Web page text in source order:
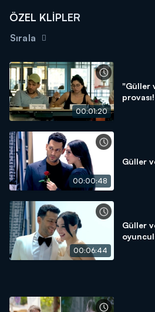
ÖZEL KLİPLER
Sırala
00:01:20
"Güller
provası!
00:00:48
Güller
00:06:44
Güller